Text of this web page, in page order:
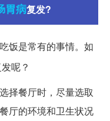
胃病复发?
饭是常有的事情。如
呢？
择餐厅时，尽量选取
厅的环境和卫生状况